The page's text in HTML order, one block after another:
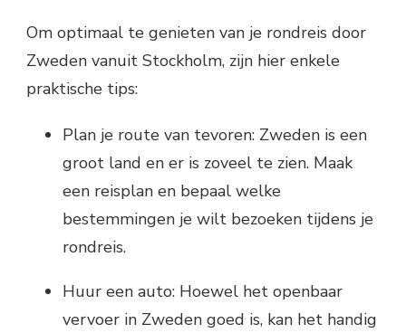
Om optimaal te genieten van je rondreis door
Zweden vanuit Stockholm, zijn hier enkele
praktische tips:
Plan je route van tevoren: Zweden is een
groot land en er is zoveel te zien. Maak
een reisplan en bepaal welke
bestemmingen je wilt bezoeken tijdens je
rondreis.
Huur een auto: Hoewel het openbaar
vervoer in Zweden goed is, kan het handig